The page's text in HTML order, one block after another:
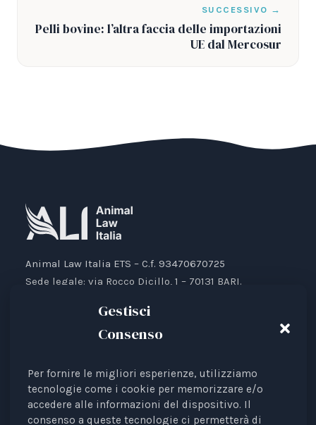
Gestisci
Consenso
Per fornire le migliori esperienze, utilizziamo
tecnologie come i cookie per memorizzare e/o
accedere alle informazioni del dispositivo. Il
consenso a queste tecnologie ci permetterà di
SUCCESSIVO →
Pelli bovine: l’altra faccia delle importazioni
UE dal Mercosur
Animal Law Italia ETS – C.f. 93470670725
Sede legale: via Rocco Dicillo, 1 – 70131 BARI.
Animal Law Italia è un Ente del Terzo Settore avente
come finalità la tutela legale degli animali.